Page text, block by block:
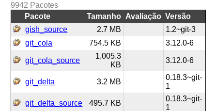
9942 Pacotes
Pacote
Tamanho Avaliação Versão
gish_source
2.7 MB
1.2~git-3
git_cola
754.5 KB 3.12.0-6
git_cola_source
1,005.3
KB
3.12.0-6
git_delta 3.2 MB
0.18.3~git-
1
git_delta_source 495.7 KB
0.18.3~git-
1